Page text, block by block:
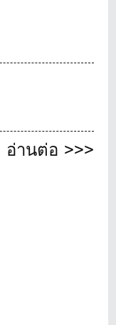
อ่านต่อ >>>